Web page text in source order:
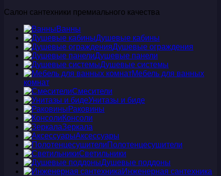
Салон сантехники премиального качества
Ванны
Душевые кабины
Душевые ограждения
Душевые панели
Душевые системы
Мебель для ванных
комнат
Смесители
Унитазы и биде
Раковины
Консоли
Зеркала
Аксессуары
Полотенцесушители
Светильники
Душевые поддоны
Инженерная сантехника